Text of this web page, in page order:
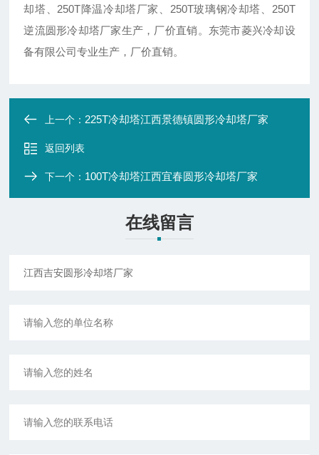
却塔、250T降温冷却塔厂家、250T玻璃钢冷却塔、250T
逆流圆形冷却塔厂家生产，厂价直销。东莞市菱兴冷却设
备有限公司专业生产，厂价直销。
上一个：225T冷却塔江西景德镇圆形冷却塔厂家
返回列表
下一个： 100T冷却塔江西宜春圆形冷却塔厂家
在线留言